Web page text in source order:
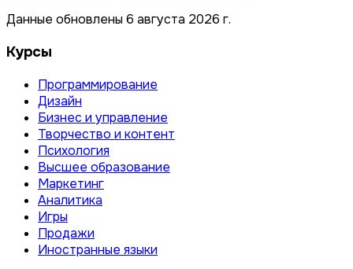
Данные обновлены 6 августа 2026 г.
Курсы
Программирование
Дизайн
Бизнес и управление
Творчество и контент
Психология
Высшее образование
Маркетинг
Аналитика
Игры
Продажи
Иностранные языки